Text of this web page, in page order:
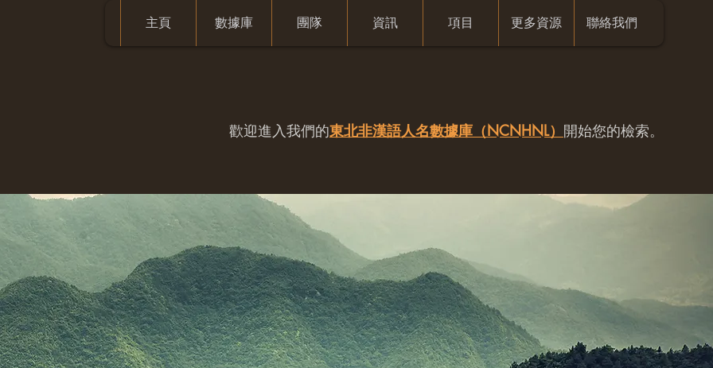
主頁 數據庫 團隊 資訊 項目 更多資源 聯絡我們
歡迎進入我們的東北非漢語人名數據庫（NCNHNL） 開始您的檢索。